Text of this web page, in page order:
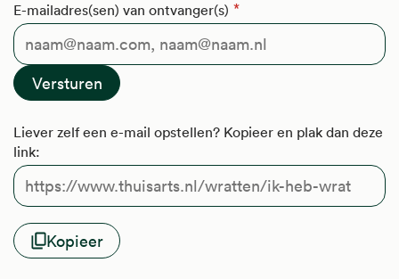
E-mailadres(sen) van ontvanger(s)
Liever zelf een e-mail opstellen? Kopieer en plak dan deze
link:
Kopieer